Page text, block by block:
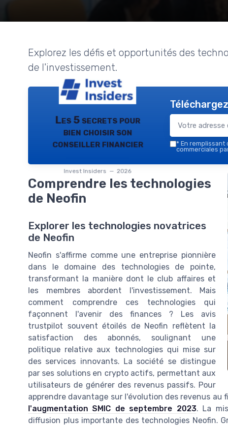
Explorez les défis et opportunités des
de l'investissement.
Les 5 secrets pour
bien choisir son
conseiller financier
Invest Insiders — 2026
* En remplissant
commerciales
Comprendre les technologies
de Neofin
Explorer les technologies novatrices
de Neofin
Neofin s'affirme comme une entreprise pionnière
dans le domaine des technologies de pointe,
transformant la manière dont le club affaires et
les membres abordent l'investissement. Mais
comment comprendre ces technologies qui
façonnent l'avenir des finances ? Les avis
trustpilot souvent étoilés de Neofin reflètent la
satisfaction des abonnés, soulignant une
politique relative aux technologies qui mise sur
des services innovants. La société se distingue
par ses solutions en crypto actifs, permettant aux
utilisateurs de générer des revenus passifs. Pour
apprendre davantage sur l'évolution des revenus au
l'augmentation SMIC de septembre 2023. La
diffusion plus importante des technologies Neofin.